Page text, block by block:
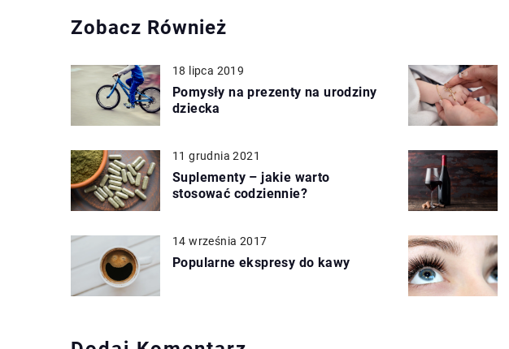
Zobacz Również
18 lipca 2019
Pomysły na prezenty na urodziny
dziecka
11 grudnia 2021
Suplementy – jakie warto
stosować codziennie?
14 września 2017
Popularne ekspresy do kawy